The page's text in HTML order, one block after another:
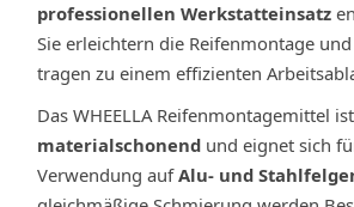
professionellen Werkstatteinsatz
Sie erleichtern die Reifenmontage
tragen zu einem effizienten
Das WHEELLA Reifenmontagemittel ist
materialschonend und eignet sich
Verwendung aufAlu- und